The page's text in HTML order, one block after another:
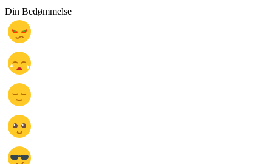
Din Bedømmelse